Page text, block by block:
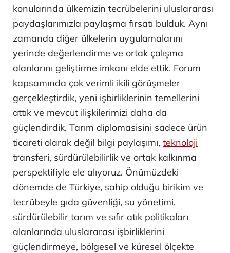
konularında ülkemizin tecrübelerini uluslararası
paydaşlarımızla paylaşma fırsatı bulduk. Aynı
zamanda diğer ülkelerin uygulamalarını
yerinde değerlendirme ve ortak çalışma
alanlarını geliştirme imkanı elde ettik. Forum
kapsamında çok verimli ikili görüşmeler
gerçekleştirdik, yeni işbirliklerinin temellerini
attık ve mevcut ilişkilerimizi daha da
güçlendirdik. Tarım diplomasisini sadece ürün
ticareti olarak değil bilgi paylaşımı, teknoloji
transferi, sürdürülebilirlik ve ortak kalkınma
perspektifiyle ele alıyoruz. Önümüzdeki
dönemde de Türkiye, sahip olduğu birikim ve
tecrübeyle gıda güvenliği, su yönetimi,
sürdürülebilir tarım ve sıfır atık politikaları
alanlarında uluslararası işbirliklerini
güçlendirmeye, bölgesel ve küresel ölçekte